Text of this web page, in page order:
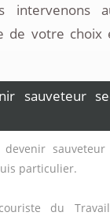
intervenons
de votre choix
sauveteur
sauveteur
particulier.
du